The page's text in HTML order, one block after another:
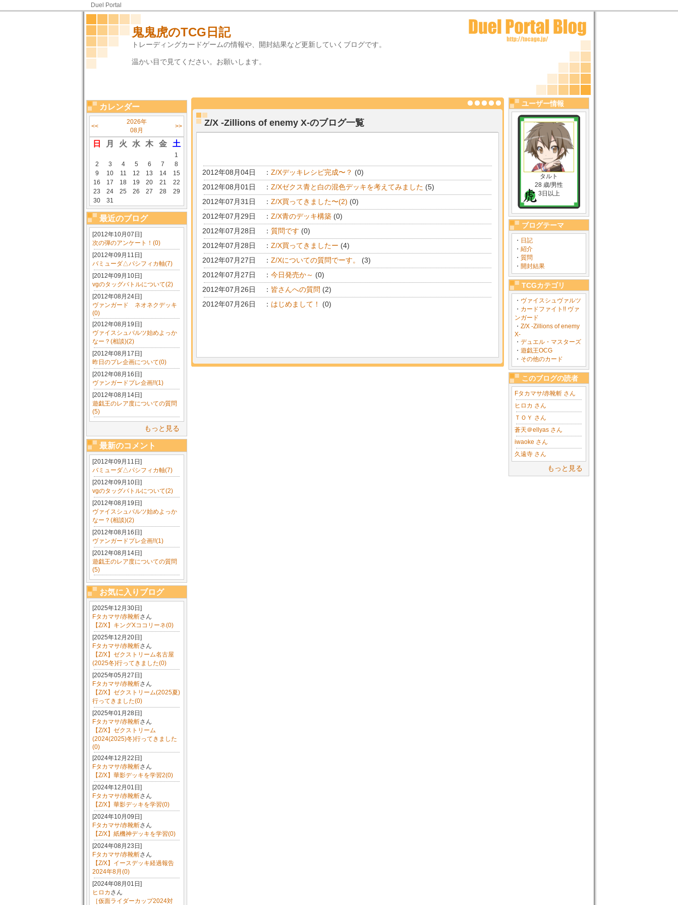
Duel Portal
鬼鬼虎のTCG日記
トレーディングカードゲームの情報や、開封結果など更新していくブログです。
温かい目で見てください。お願いします。
カレンダー
<<
2026年
08月
>>
日 月 火 水 木 金 土
1
2
3 4 5 6 7
8
9
10 11 12 13 14
15
16
17 18 19 20 21
22
23
24 25 26 27 28
29
30
31
最近のブログ
[2012年10月07日]
次の弾のアンケート！(0)
[2012年09月11日]
バミューダ△パシフィカ軸(7)
[2012年09月10日]
vgのタッグバトルについて(2)
[2012年08月24日]
ヴァンガード ネオネクデッキ
(0)
[2012年08月19日]
ヴァイスシュバルツ始めよっか
なー？(相談)(2)
[2012年08月17日]
昨日のプレ企画について(0)
[2012年08月16日]
ヴァンガードプレ企画!!(1)
[2012年08月14日]
遊戯王のレア度についての質問
(5)
もっと見る
最新のコメント
[2012年09月11日]
バミューダ△パシフィカ軸(7)
[2012年09月10日]
vgのタッグバトルについて(2)
[2012年08月19日]
ヴァイスシュバルツ始めよっか
なー？(相談)(2)
[2012年08月16日]
ヴァンガードプレ企画!!(1)
[2012年08月14日]
遊戯王のレア度についての質問
(5)
お気に入りブログ
[2025年12月30日]
Fタカマサ/赤靴斬さん
【Z/X】キングXココリーネ(0)
[2025年12月20日]
Fタカマサ/赤靴斬さん
【Z/X】ゼクストリーム名古屋
(2025冬)行ってきました(0)
[2025年05月27日]
Fタカマサ/赤靴斬さん
【Z/X】ゼクストリーム(2025夏)
行ってきました(0)
[2025年01月28日]
Fタカマサ/赤靴斬さん
【Z/X】ゼクストリーム
(2024(2025)冬)行ってきました
(0)
[2024年12月22日]
Fタカマサ/赤靴斬さん
【Z/X】華影デッキを学習2(0)
[2024年12月01日]
Fタカマサ/赤靴斬さん
【Z/X】華影デッキを学習(0)
[2024年10月09日]
Fタカマサ/赤靴斬さん
【Z/X】紙機神デッキを学習(0)
[2024年08月23日]
Fタカマサ/赤靴斬さん
【Z/X】イースデッキ経過報告
2024年8月(0)
[2024年08月01日]
ヒロカ さん
［仮面ライダーカップ2024対
ユーザー情報
タルト
28 歳/男性
3日以上
ブログテーマ
・ 日記
・ 紹介
・ 質問
・ 開封結果
TCGカテゴリ
・ ヴァイスシュヴァルツ
・ カードファイト!! ヴァ
ンガード
・ Z/X -Zillions of enemy
X-
・ デュエル・マスターズ
・ 遊戯王OCG
・ その他のカード
このブログの読者
Fタカマサ/赤靴斬 さん
ヒロカ さん
ＴＯＹ さん
蒼天＠ellyas さん
iwaoke さん
久遠寺 さん
もっと見る
Z/X -Zillions of enemy X-のブログ一覧
2012年08月04日 ： Z/Xデッキレシピ完成〜？ (0)
2012年08月01日
： Z/Xゼクス青と白の混色デッキを考えてみました (5)
2012年07月31日
： Z/X買ってきました〜(2) (0)
2012年07月29日
： Z/X青のデッキ構築 (0)
2012年07月28日
： 質問です (0)
2012年07月28日
： Z/X買ってきましたー (4)
2012年07月27日
： Z/Xについての質問でーす。
(3)
2012年07月27日
： 今日発売か～ (0)
2012年07月26日
： 皆さんへの質問 (2)
2012年07月26日
： はじめまして！ (0)